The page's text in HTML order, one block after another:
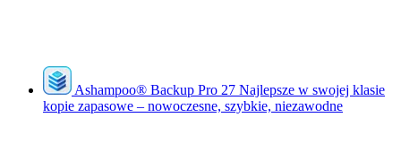
Ashampoo® Backup Pro 27 Najlepsze w swojej klasie
kopie zapasowe – nowoczesne, szybkie, niezawodne